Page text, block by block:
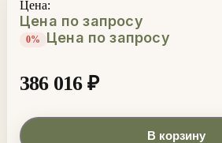
Цена:
Цена по запросу
0% Цена по запросу
386 016 ₽
В корзину